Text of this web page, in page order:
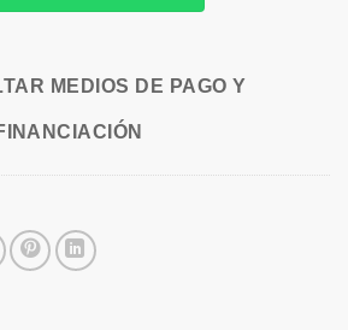
MEDIOS DE PAGO Y